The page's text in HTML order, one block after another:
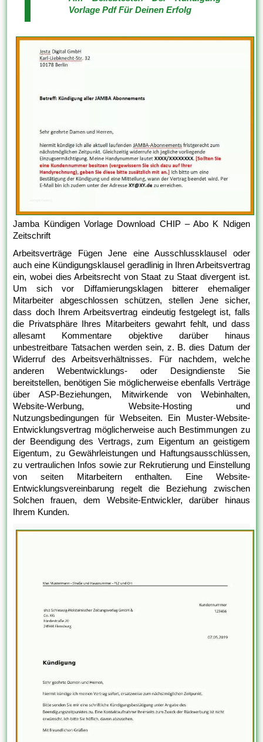
Vorlage Pdf Für Deinen Erfolg
Jamba Kündigen Vorlage Download CHIP – Abo K Ndigen
Zeitschrift
Arbeitsverträge Fügen Jene eine Ausschlussklausel oder
auch eine Kündigungsklausel geradlinig in Ihren Arbeitsvertrag
ein, wobei dies Arbeitsrecht von Staat zu Staat divergent ist.
Um sich vor Diffamierungsklagen bitterer ehemaliger
Mitarbeiter abgeschlossen schützen, stellen Jene sicher,
dass doch Ihrem Arbeitsvertrag eindeutig festgelegt ist, falls
die Privatsphäre Ihres Mitarbeiters gewahrt fehlt, und dass
allesamt Kommentare objektive darüber hinaus
unbestreitbare Tatsachen werden sein, z. B. dies Datum der
Widerruf des Arbeitsverhältnisses. Für nachdem, welche
anderen Webentwicklungs- oder Designdienste Sie
bereitstellen, benötigen Sie möglicherweise ebenfalls Verträge
über ASP-Beziehungen, Mitwirkende von Webinhalten,
Website-Werbung, Website-Hosting und
Nutzungsbedingungen für Webseiten. Ein Muster-Website-
Entwicklungsvertrag möglicherweise auch Bestimmungen zu
der Beendigung des Vertrags, zum Eigentum an geistigem
Eigentum, zu Gewährleistungen und Haftungsausschlüssen,
zu vertraulichen Infos sowie zur Rekrutierung und Einstellung
von seiten Mitarbeitern enthalten. Eine Website-
Entwicklungsvereinbarung regelt die Beziehung zwischen
Solchen frauen, dem Website-Entwickler, darüber hinaus
Ihrem Kunden.